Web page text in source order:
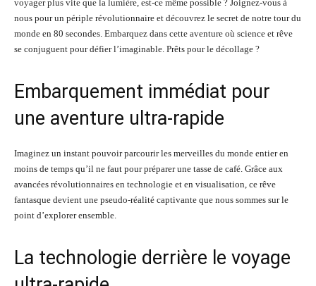
voyager plus vite que la lumière, est-ce même possible ? Joignez-vous à
nous pour un périple révolutionnaire et découvrez le secret de notre tour du
monde en 80 secondes. Embarquez dans cette aventure où science et rêve
se conjuguent pour défier l’imaginable. Prêts pour le décollage ?
Embarquement immédiat pour
une aventure ultra-rapide
Imaginez un instant pouvoir parcourir les merveilles du monde entier en
moins de temps qu’il ne faut pour préparer une tasse de café. Grâce aux
avancées révolutionnaires en technologie et en visualisation, ce rêve
fantasque devient une pseudo-réalité captivante que nous sommes sur le
point d’explorer ensemble.
La technologie derrière le voyage